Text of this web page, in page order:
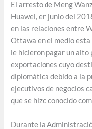
El arresto de Meng
Huawei, en junio del
en las relaciones entre
Ottawa en el medio
le hicieron pagar un alto
exportaciones cuyo
diplomática debido a la
ejecutivos de negocios
que se hizo conocido
Durante la